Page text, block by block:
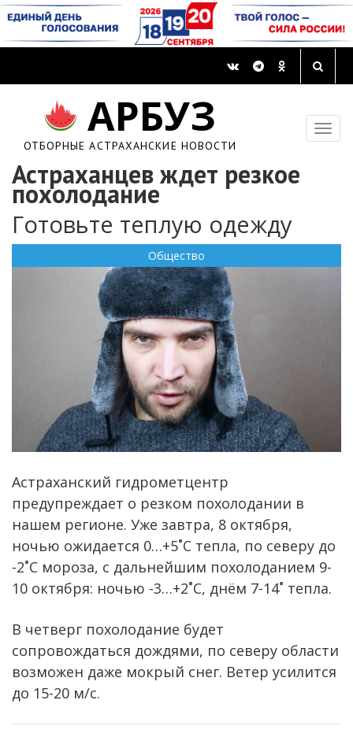
АРБУЗ
ОТБОРНЫЕ АСТРАХАНСКИЕ НОВОСТИ
Астраханцев ждет резкое
похолодание
Готовьте теплую одежду
Общество
Астраханский гидрометцентр
предупреждает о резком похолодании в
нашем регионе. Уже завтра, 8 октября,
ночью ожидается 0…+5˚С тепла, по северу до
-2˚С мороза, с дальнейшим похолоданием 9-
10 октября: ночью -3…+2˚С, днём 7-14˚ тепла.
В четверг похолодание будет
сопровождаться дождями, по северу области
возможен даже мокрый снег. Ветер усилится
до 15-20 м/с.